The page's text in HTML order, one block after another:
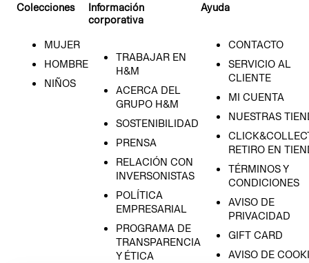
Colecciones
MUJER
HOMBRE
NIÑOS
Información
corporativa
TRABAJAR EN
H&M
ACERCA DEL
GRUPO H&M
SOSTENIBILIDAD
PRENSA
RELACIÓN CON
INVERSONISTAS
POLÍTICA
EMPRESARIAL
PROGRAMA DE
TRANSPARENCIA
Y ÉTICA
Ayuda
CONTACTO
SERVICIO AL
CLIENTE
MI CUENTA
NUESTRAS
RETIRO EN
TÉRMINOS Y
CONDICIONES
AVISO DE
PRIVACIDAD
GIFT CARD
AVISO DE